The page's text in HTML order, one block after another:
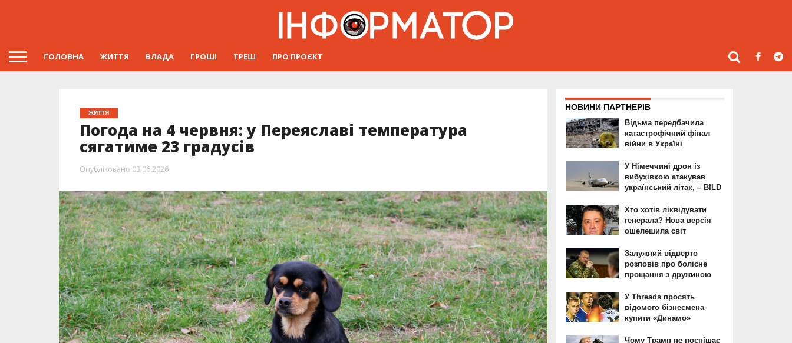
ГОЛОВНА ЖИТТЯ ВЛАДА ГРОШІ ТРЕШ ПРО ПРОЄКТ
ЖИТТЯ
Погода на 4 червня: у Переяславі температура
сягатиме 23 градусів
Опубліковано 03.06.2026